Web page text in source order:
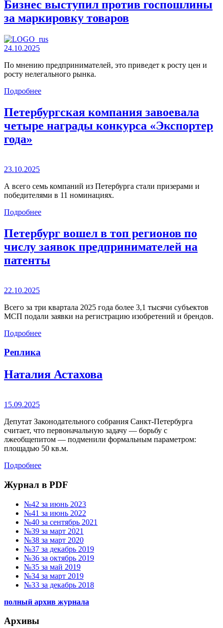
Бизнес выступил против госпошлины
за маркировку товаров
24.10.2025
По мнению предпринимателей, это приведет к росту цен и
росту нелегального рынка.
Подробнее
Петербургская компания завоевала
четыре награды конкурса «Экспортер
года»
23.10.2025
А всего семь компаний из Петербурга стали призерами и
победителями в 11 номинациях.
Подробнее
Петербург вошел в топ регионов по
числу заявок предпринимателей на
патенты
22.10.2025
Всего за три квартала 2025 года более 3,1 тысячи субъектов
МСП подали заявки на регистрацию изобретений и брендов.
Подробнее
Реплика
Наталия Астахова
15.09.2025
Депутат Законодательного собрания Санкт-Петербурга
считает, что первоначальную задачу — борьбу с
лжеобщепитом — подменили формальным параметром:
площадью 50 кв.м.
Подробнее
Журнал в PDF
№42 за июнь 2023
№41 за июнь 2022
№40 за сентябрь 2021
№39 за март 2021
№38 за март 2020
№37 за декабрь 2019
№36 за октябрь 2019
№35 за май 2019
№34 за март 2019
№33 за декабрь 2018
полный архив журнала
Архивы